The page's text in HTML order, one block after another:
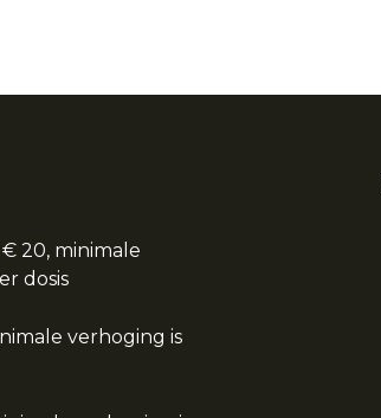
20, minimale
dosis
verhoging is